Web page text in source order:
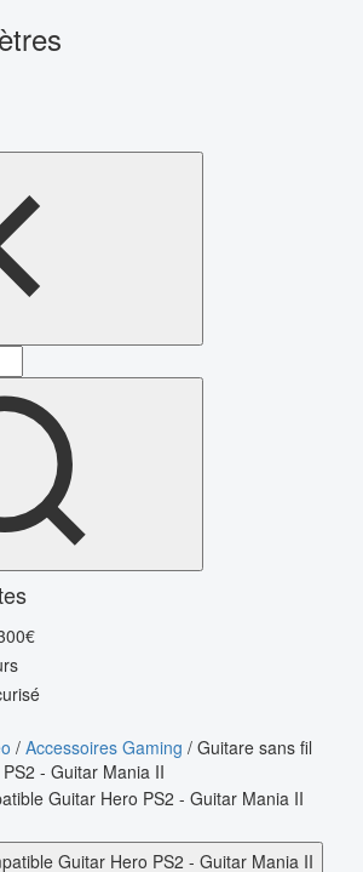
/ Accessoires Gaming / Guitare sans fil
- Guitar Mania II